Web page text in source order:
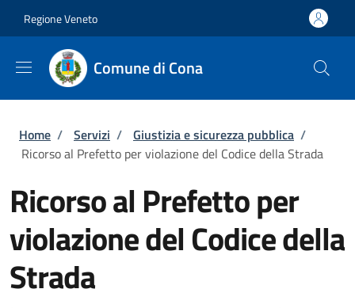
Regione Veneto
Comune di Cona
Briciole di pane
Home / Servizi / Giustizia e sicurezza pubblica /
Ricorso al Prefetto per violazione del Codice della Strada
Ricorso al Prefetto per
violazione del Codice della
Strada